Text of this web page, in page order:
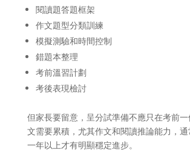
閱讀題答題框架
作文題型分類訓練
模擬測驗和時間控制
錯題本整理
考前溫習計劃
考後表現檢討
但家長要留意，呈分試準備不應只在考前
文需要累積，尤其作文和閱讀推論能力，
一年以上才有明顯穩定進步。